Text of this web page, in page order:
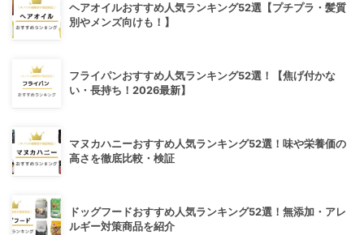
ヘアオイルおすすめ人気ランキング52選【プチプラ・髪質
別やメンズ向けも！】
フライパンおすすめ人気ランキング52選！【焦げ付かな
い・長持ち！2026最新】
マヌカハニーおすすめ人気ランキング52選！味や栄養価の
高さを徹底比較・検証
ドッグフードおすすめ人気ランキング52選！無添加・アレ
ルギー対策商品を紹介